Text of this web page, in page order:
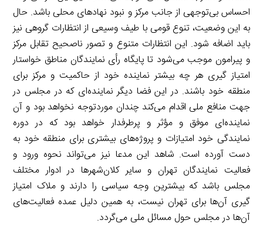
احساس بی‌توجهی از جانب مرکز و نبود نهادهای محلی باشد. حال
به این وضعیت، تنوع قومی با طیف وسیعی از انتظارات گروهی نیز
باید اضافه شود. این انتظارات متنوع و تصور ناصحیح تقابل مرکز
و پیرامون موجب می‌شود تا پایگاه رأی نمایندگان مناطق خواستار
امتیاز گیری هر چه بیشتر نماینده خود از حاکمیت و مرکز برای
منطقه خود باشند. در این فضا دیگر نماینده‌ای که در مجلس در
جهت منافع ملی اقدام می‌کند چندان موردتوجه نخواهد بود و آن
نماینده‌ای موفق و مؤثر و پرطرفدار خواهد بود که در دوره
نمایندگی خود امتیازات و پروژه‌های بیشتری برای منطقه خود به
دست آورده است. شاهد این مدعا نیز می‌تواند نحوه ورود و
فعالیت نمایندگان تهران و سایر کلان‌شهرها در ادوار مختلف
مجلس باشد که بیشترین وجه سیاسی را دارند و ملاک امتیاز
گیری آن‌ها برای تهران نیست، به همین دلیل عمده فعالیت‌های
آن‌ها در مجلس حول مسائل ملی می‌گردد.